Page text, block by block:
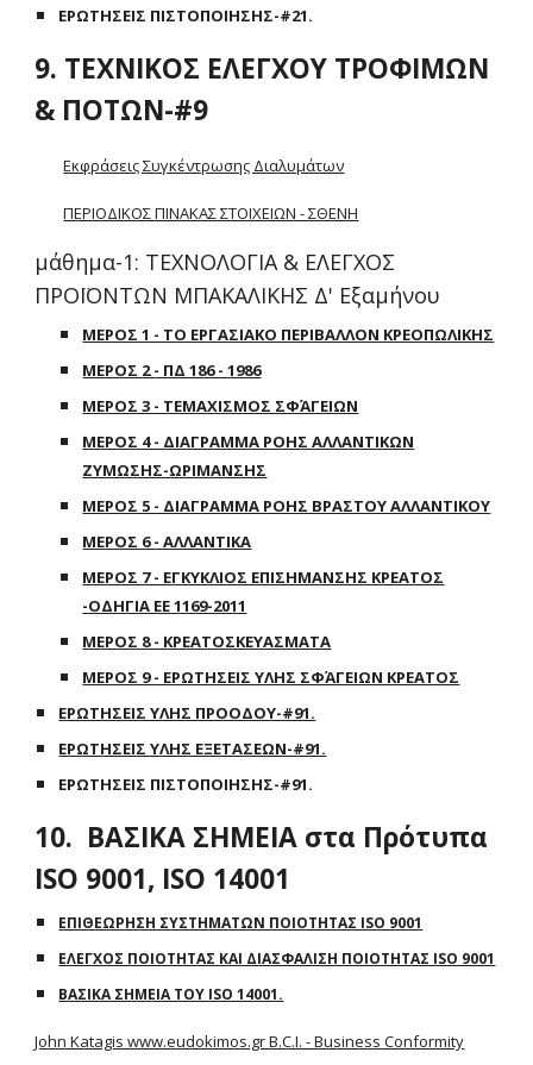
ΕΡΩΤΗΣΕΙΣ ΠΙΣΤΟΠΟΙΗΣΗΣ-#21.
9. ΤΕΧΝΙΚΟΣ ΕΛΕΓΧΟΥ ΤΡΟΦΙΜΩΝ
& ΠΟΤΩΝ-#9
Εκφράσεις Συγκέντρωσης Διαλυμάτων
ΠΕΡΙΟΔΙΚΟΣ ΠΙΝΑΚΑΣ ΣΤΟΙΧΕΙΩΝ - ΣΘΕΝΗ
μάθημα-1: ΤΕΧΝΟΛΟΓΙΑ & ΕΛΕΓΧΟΣ
ΠΡΟΪΟΝΤΩΝ ΜΠΑΚΑΛΙΚΗΣ Δ' Εξαμήνου
ΜΕΡΟΣ 1 - ΤΟ ΕΡΓΑΣΙΑΚΟ ΠΕΡΙΒΑΛΛΟΝ ΚΡΕΟΠΩΛΙΚΗΣ
ΜΕΡΟΣ 2 - ΠΔ 186 - 1986
ΜΕΡΟΣ 3 - ΤΕΜΑΧΙΣΜΟΣ ΣΦΆΓΕΙΩΝ
ΜΕΡΟΣ 4 - ΔΙΑΓΡΑΜΜΑ ΡΟΗΣ ΑΛΛΑΝΤΙΚΩΝ
ΖΥΜΩΣΗΣ-ΩΡΙΜΑΝΣΗΣ
ΜΕΡΟΣ 5 - ΔΙΑΓΡΑΜΜΑ ΡΟΗΣ ΒΡΑΣΤΟΥ ΑΛΛΑΝΤΙΚΟΥ
ΜΕΡΟΣ 6 - ΑΛΛΑΝΤΙΚΑ
ΜΕΡΟΣ 7 - ΕΓΚΥΚΛΙΟΣ ΕΠΙΣΗΜΑΝΣΗΣ ΚΡΕΑΤΟΣ
-ΟΔΗΓΙΑ ΕΕ 1169-2011
ΜΕΡΟΣ 8 - ΚΡΕΑΤΟΣΚΕΥΑΣΜΑΤΑ
ΜΕΡΟΣ 9 - ΕΡΩΤΗΣΕΙΣ ΥΛΗΣ ΣΦΆΓΕΙΩΝ ΚΡΕΑΤΟΣ
ΕΡΩΤΗΣΕΙΣ ΥΛΗΣ ΠΡΟΟΔΟΥ-#91.
ΕΡΩΤΗΣΕΙΣ ΥΛΗΣ ΕΞΕΤΑΣΕΩΝ-#91.
ΕΡΩΤΗΣΕΙΣ ΠΙΣΤΟΠΟΙΗΣΗΣ-#91.
10. ΒΑΣΙΚΑ ΣΗΜΕΙΑ στα Πρότυπα
ISO 9001, ISO 14001
ΕΠΙΘΕΩΡΗΣΗ ΣΥΣΤΗΜΑΤΩΝ ΠΟΙΟΤΗΤΑΣ ISO 9001
ΕΛΕΓΧΟΣ ΠΟΙΟΤΗΤΑΣ ΚΑΙ ΔΙΑΣΦΑΛΙΣΗ ΠΟΙΟΤΗΤΑΣ ISO 9001
ΒΑΣΙΚΑ ΣΗΜΕΙΑ ΤΟΥ ISO 14001.
John Katagis www.eudokimos.gr B.C.I. - Business Conformity